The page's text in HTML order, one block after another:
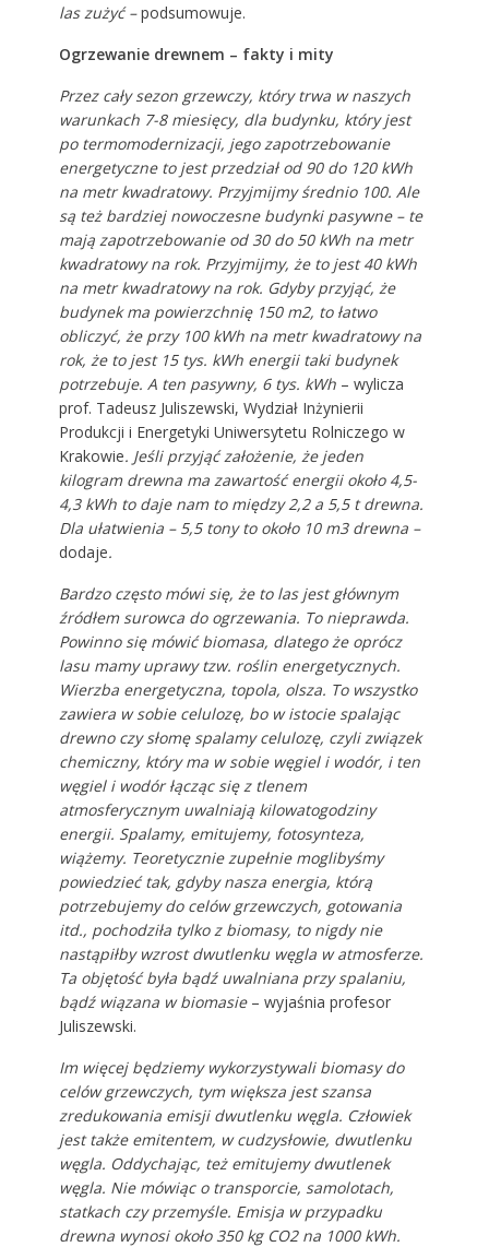
las zużyć –podsumowuje.
Ogrzewanie drewnem – fakty i mity
Przez cały sezon grzewczy, który trwa w naszych
warunkach 7-8 miesięcy, dla budynku, który jest
po termomodernizacji, jego zapotrzebowanie
energetyczne to jest przedział od 90 do 120 kWh
na metr kwadratowy. Przyjmijmy średnio 100. Ale
są też bardziej nowoczesne budynki pasywne – te
mają zapotrzebowanie od 30 do 50 kWh na metr
kwadratowy na rok. Przyjmijmy, że to jest 40 kWh
na metr kwadratowy na rok. Gdyby przyjąć, że
budynek ma powierzchnię 150 m2, to łatwo
obliczyć, że przy 100 kWh na metr kwadratowy na
rok, że to jest 15 tys. kWh energii taki budynek
potrzebuje. A ten pasywny, 6 tys. kWh– wylicza
prof. Tadeusz Juliszewski, Wydział Inżynierii
Produkcji i Energetyki Uniwersytetu Rolniczego w
Krakowie. Jeśli przyjąć założenie, że jeden
kilogram drewna ma zawartość energii około 4,5-
4,3 kWh to daje nam to między 2,2 a 5,5 t drewna.
Dla ułatwienia – 5,5 tony to około 10 m3 drewna –
dodaje.
Bardzo często mówi się, że to las jest głównym
źródłem surowca do ogrzewania. To nieprawda.
Powinno się mówić biomasa, dlatego że oprócz
lasu mamy uprawy tzw. roślin energetycznych.
Wierzba energetyczna, topola, olsza. To wszystko
zawiera w sobie celulozę, bo w istocie spalając
drewno czy słomę spalamy celulozę, czyli związek
chemiczny, który ma w sobie węgiel i wodór, i ten
węgiel i wodór łącząc się z tlenem
atmosferycznym uwalniają kilowatogodziny
energii. Spalamy, emitujemy, fotosynteza,
wiążemy. Teoretycznie zupełnie moglibyśmy
powiedzieć tak, gdyby nasza energia, którą
potrzebujemy do celów grzewczych, gotowania
itd., pochodziła tylko z biomasy, to nigdy nie
nastąpiłby wzrost dwutlenku węgla w atmosferze.
Ta objętość była bądź uwalniana przy spalaniu,
bądź wiązana w biomasie– wyjaśnia profesor
Juliszewski.
Im więcej będziemy wykorzystywali biomasy do
celów grzewczych, tym większa jest szansa
zredukowania emisji dwutlenku węgla. Człowiek
jest także emitentem, w cudzysłowie, dwutlenku
węgla. Oddychając, też emitujemy dwutlenek
węgla. Nie mówiąc o transporcie, samolotach,
statkach czy przemyśle. Emisja w przypadku
drewna wynosi około 350 kg CO2 na 1000 kWh.